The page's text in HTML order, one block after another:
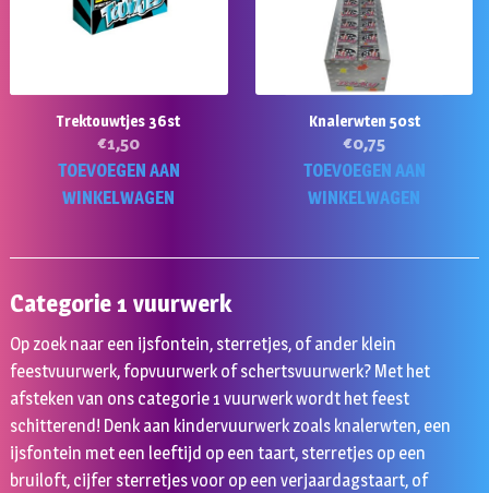
Trektouwtjes 36st
€1,50
TOEVOEGEN AAN
WINKELWAGEN
Knalerwten 50st
€0,75
TOEVOEGEN AAN
WINKELWAGEN
Categorie 1 vuurwerk
Op zoek naar een ijsfontein, sterretjes, of ander klein
feestvuurwerk, fopvuurwerk of schertsvuurwerk? Met het
afsteken van ons categorie 1 vuurwerk wordt het feest
schitterend! Denk aan kindervuurwerk zoals knalerwten, een
ijsfontein met een leeftijd op een taart, sterretjes op een
bruiloft, cijfer sterretjes voor op een verjaardagstaart, of